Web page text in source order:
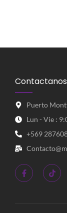
Contactanos
Puerto
Lun - Vie :
+569